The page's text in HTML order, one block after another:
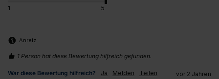
1 5
Anreiz
1 Person hat diese Bewertung hilfreich gefunden.
War diese Bewertung hilfreich? Ja Melden Teilen vor 2 Jahren